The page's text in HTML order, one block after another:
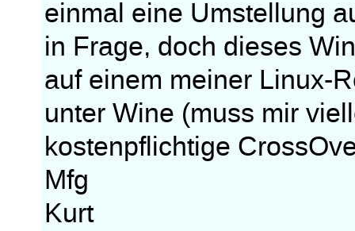
einmal eine Umstellung
in Frage, doch dieses
auf einem meiner Linux-
unter Wine (muss mir
kostenpflichtige
Mfg
Kurt